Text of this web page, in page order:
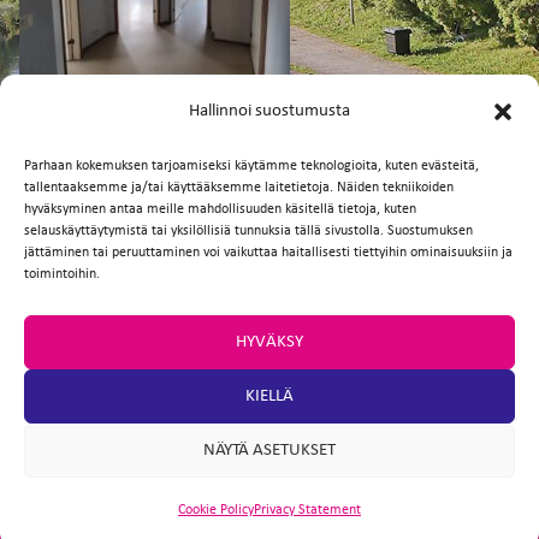
Hallinnoi suostumusta
Parhaan kokemuksen tarjoamiseksi käytämme teknologioita, kuten evästeitä,
tallentaaksemme ja/tai käyttääksemme laitetietoja. Näiden tekniikoiden
hyväksyminen antaa meille mahdollisuuden käsitellä tietoja, kuten
selauskäyttäytymistä tai yksilöllisiä tunnuksia tällä sivustolla. Suostumuksen
jättäminen tai peruuttaminen voi vaikuttaa haitallisesti tiettyihin ominaisuuksiin ja
toimintoihin.
HYVÄKSY
KIELLÄ
NÄYTÄ ASETUKSET
Cookie PolicyPrivacy Statement
Facebook
TwitterEmailWhatsApp